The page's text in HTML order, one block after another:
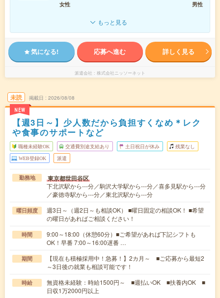
女性
男性
もっと見る
気になる! 応募へ進む 詳しく見る
派遣会社 株式会社ニッソーネット
未読
NEW
掲載日 2026/08/08
【週3日～】少人数だから負担すくなめ＊レク
や食事のサポートなど
職種未経験OK 交通費別途支給あり 土日祝日が休み 残業なし
WEB登録OK 派遣
勤務地 東京都世田谷区
下北沢駅から---分／駒沢大学駅から---分／喜多見駅から---分
／豪徳寺駅から---分／東北沢駅から---分
曜日頻度
週3日～（週2日～も相談OK） ■曜日固定の相談OK！ ■希望
の曜日があればご相談ください！
時間
9:00～18:00（休憩60分）■ご希望があれば下記シフトも
OK！早番 7:00～16:00遅番 …
期間
【現在も積極採用中！急募！】2カ月～ ■ご応募から最短2
～3日後の就業も相談可能です！
時給
無資格未経験：時給1500円～ ■週払いOK ■扶養内OK ■
日収1万2000円以上